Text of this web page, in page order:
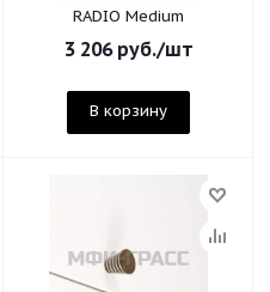
RADIO Medium
3 206руб./шт
В корзину